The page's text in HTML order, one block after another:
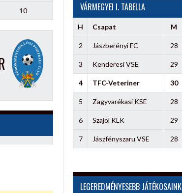
10 VÁRMEGYEI I. TABELLA
H Csapat M
2 Jászberényi FC 28
3 Kenderesi VSE 29
4 TFC-Veteriner 30
5 Zagyvarékasi KSE 28
6 Szajol KLK 29
7 Jászfényszaru VSE 28
LEGEREDMÉNYESEBB JÁTÉKOSAINK